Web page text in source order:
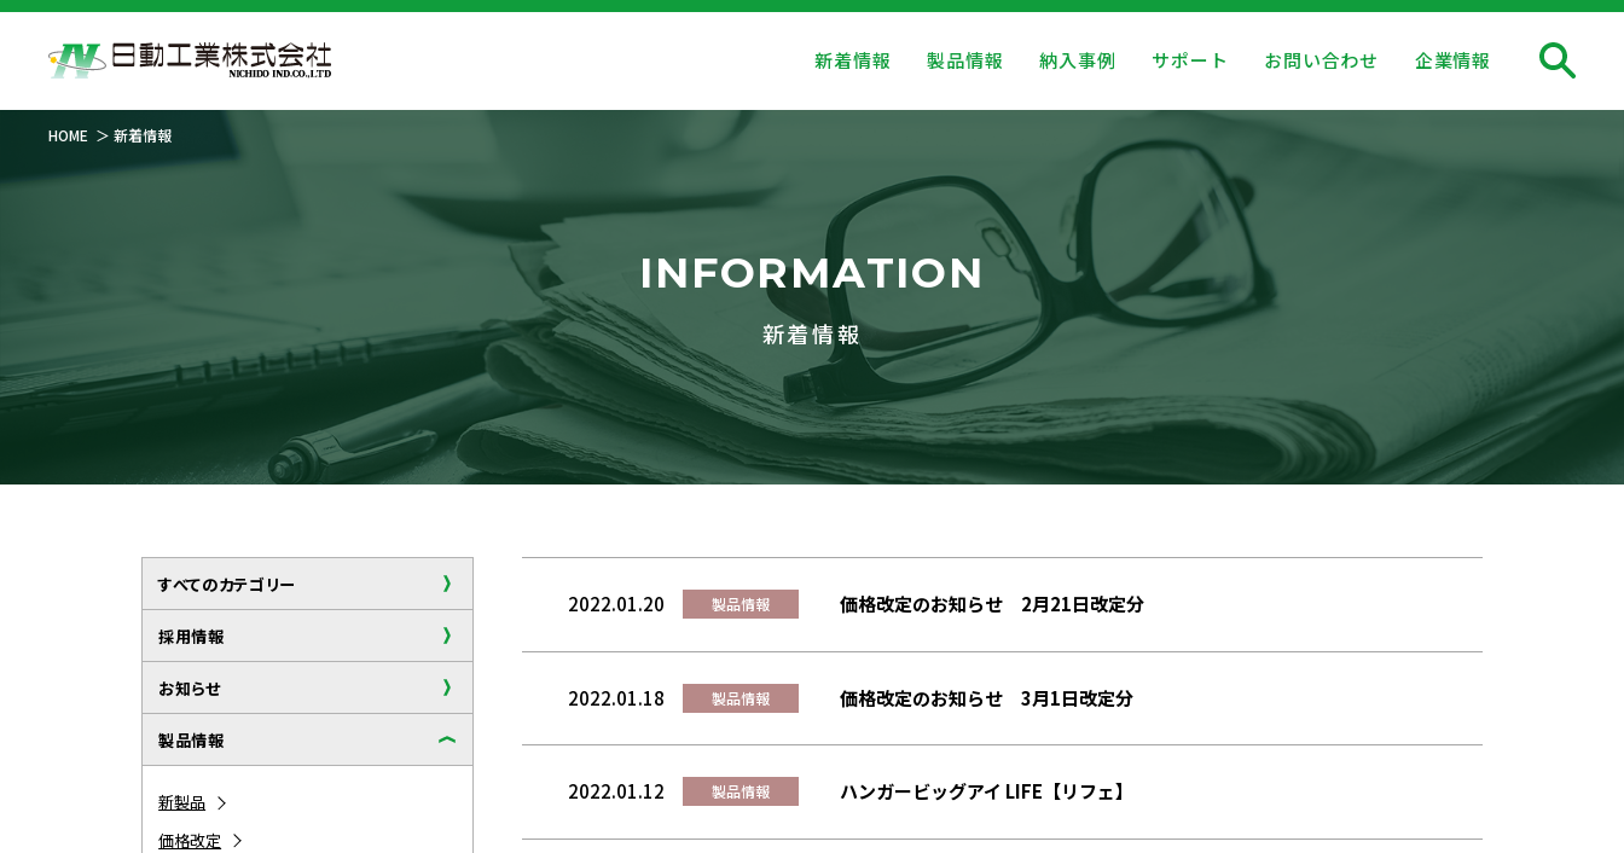
新着情報 製品情報 納入事例 サポート お問い合わせ 企業情報
HOME 新着情報
INFORMATION
新着情報
すべてのカテゴリー
採用情報
お知らせ
製品情報
新製品
価格改定
2022.01.20 製品情報 価格改定のお知らせ 2月21日改定分
2022.01.18 製品情報 価格改定のお知らせ 3月1日改定分
2022.01.12 製品情報 ハンガービッグアイ LIFE【リフェ】